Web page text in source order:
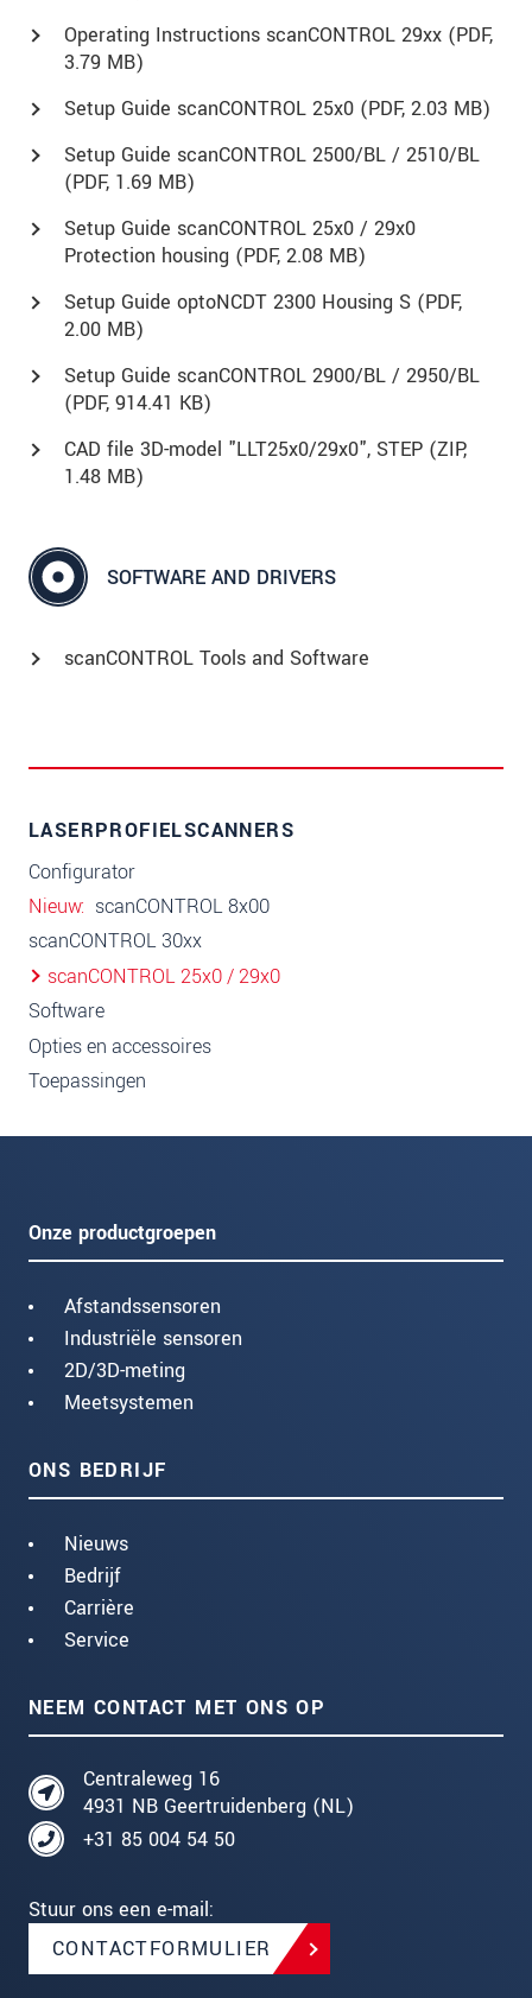
Operating Instructions scanCONTROL 29xx (PDF,
3.79 MB)
Setup Guide scanCONTROL 25x0 (PDF, 2.03 MB)
Setup Guide scanCONTROL 2500/BL / 2510/BL
(PDF, 1.69 MB)
Setup Guide scanCONTROL 25x0 / 29x0
Protection housing (PDF, 2.08 MB)
Setup Guide optoNCDT 2300 Housing S (PDF,
2.00 MB)
Setup Guide scanCONTROL 2900/BL / 2950/BL
(PDF, 914.41 KB)
CAD file 3D-model "LLT25x0/29x0", STEP (ZIP,
1.48 MB)
SOFTWARE AND DRIVERS
scanCONTROL Tools and Software
LASERPROFIELSCANNERS
Configurator
Nieuw scanCONTROL 8x00
scanCONTROL 30xx
scanCONTROL 25x0 / 29x0
Software
Opties en accessoires
Toepassingen
Onze productgroepen
Afstandssensoren
Industriële sensoren
2D/3D-meting
Meetsystemen
ONS BEDRIJF
Nieuws
Bedrijf
Carrière
Service
NEEM CONTACT MET ONS OP
Centraleweg 16
4931 NB Geertruidenberg (NL)
+31 85 004 54 50
Stuur ons een e-mail:
CONTACTFORMULIER